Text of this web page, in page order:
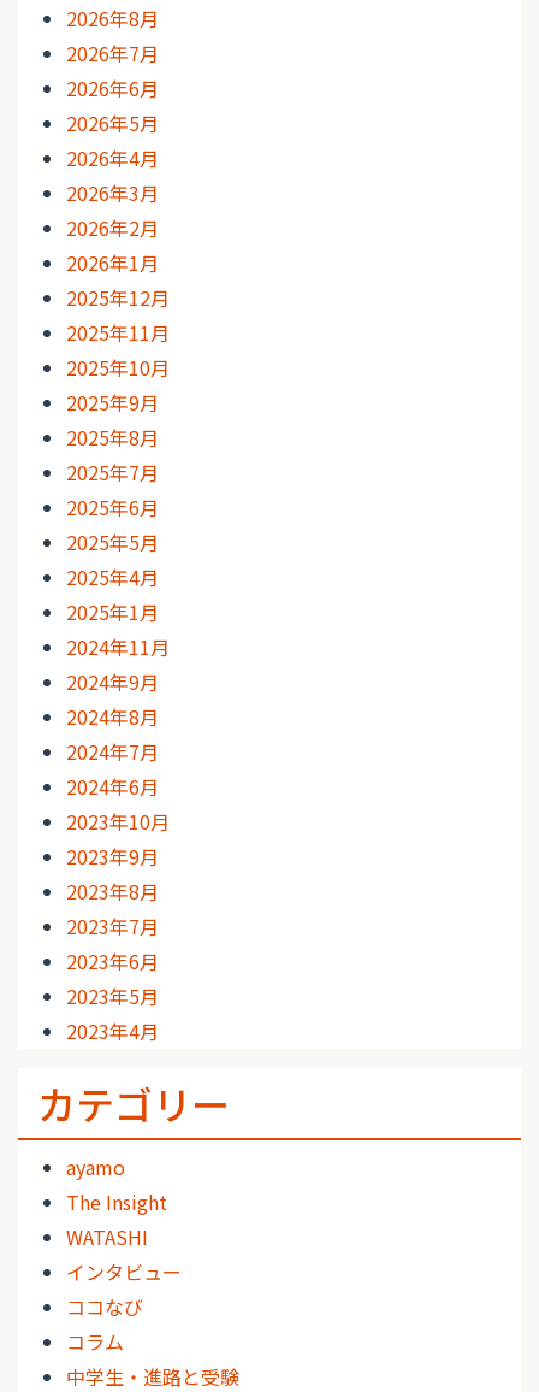
2026年8月
2026年7月
2026年6月
2026年5月
2026年4月
2026年3月
2026年2月
2026年1月
2025年12月
2025年11月
2025年10月
2025年9月
2025年8月
2025年7月
2025年6月
2025年5月
2025年4月
2025年1月
2024年11月
2024年9月
2024年8月
2024年7月
2024年6月
2023年10月
2023年9月
2023年8月
2023年7月
2023年6月
2023年5月
2023年4月
カテゴリー
ayamo
The Insight
WATASHI
インタビュー
ココなび
コラム
中学生・進路と受験